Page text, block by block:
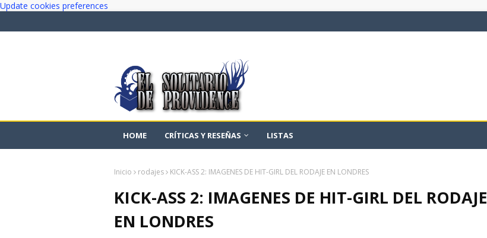
Update cookies preferences
HOME CRÍTICAS Y RESEÑAS LISTAS
Inicio rodajes KICK-ASS 2: IMAGENES DE HIT-GIRL DEL RODAJE EN LONDRES
KICK-ASS 2: IMAGENES DE HIT-GIRL DEL RODAJE
EN LONDRES